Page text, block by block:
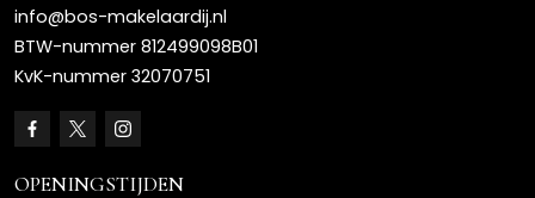
info@bos-makelaardij.nl
BTW-nummer 812499098B01
KvK-nummer 32070751
OPENINGSTIJDEN